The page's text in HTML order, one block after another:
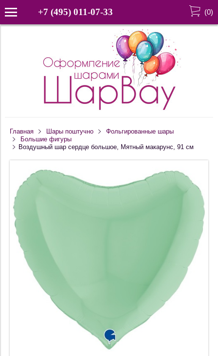
+7 (495) 011-07-33 (0)
Главная Шары поштучно
Фольгированные шары
Большие фигуры
Воздушный шар сердце большое, Мятный макарунс, 91 см